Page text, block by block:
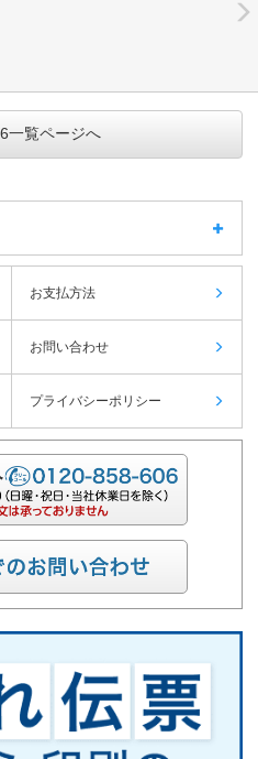
一覧ページへ
お支払方法
お問い合わせ
プライバシーポリシー